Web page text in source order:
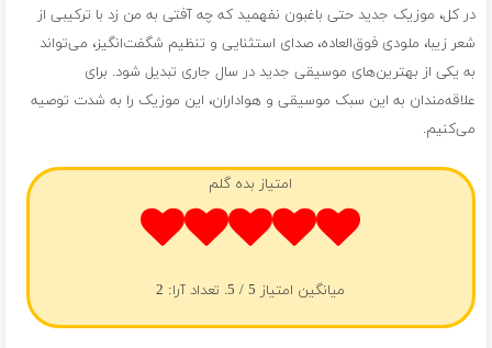
در کل، موزیک جدید حتی باغبون نفهمید که چه آفتی به من زد با ترکیبی از
شعر زیبا، ملودی فوق‌العاده، صدای استثنایی و تنظیم شگفت‌انگیز، می‌تواند
به یکی از بهترین‌های موسیقی جدید در سال جاری تبدیل شود. برای
علاقه‌مندان به این سبک موسیقی و هواداران، این موزیک را به شدت توصیه
می‌کنیم.
امتیاز بده گلم
میانگین امتیاز 5/ 5. تعداد آرا: 2